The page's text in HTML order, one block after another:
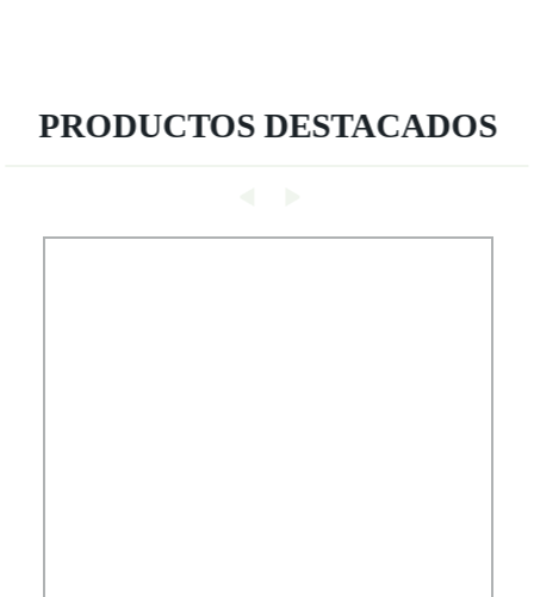
PRODUCTOS DESTACADOS